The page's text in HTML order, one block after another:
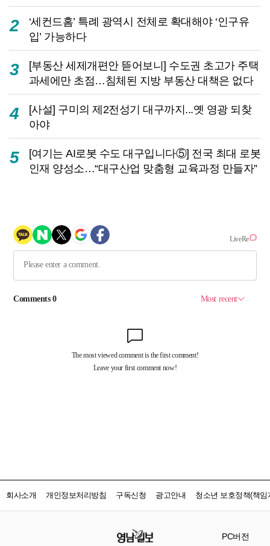
2
‘세컨드홈’ 특례 광역시 전체로 확대해야 ‘인구유
입’ 가능하다
3
[부동산 세제개편안 뜯어보니] 수도권 초고가 주택
과세에만 초점…침체된 지방 부동산 대책은 없다
4
[사설] 구미의 제2전성기 대구까지...옛 영광 되찾
아야
5
[여기는 AI로봇 수도 대구입니다⑤] 전국 최대 로봇
인재 양성소…“대구산업 맞춤형 교육과정 만들자”
회사소개 개인정보처리방침 구독신청 광고안내 청소년 보호정책(책임
PC버전